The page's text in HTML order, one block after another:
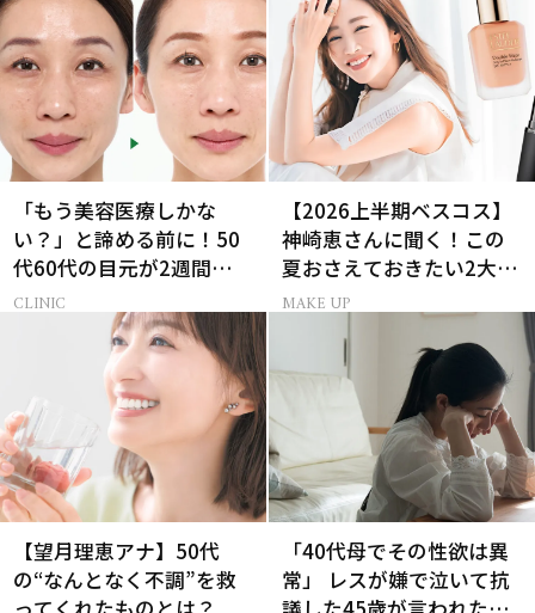
「もう美容医療しかな
い？」と諦める前に！50
代60代の目元が2週間で変
化した神レチノール
CLINIC
【2026上半期ベスコス】
神崎恵さんに聞く！この
夏おさえておきたい2大メ
イクトレンド
MAKE UP
【望月理恵アナ】50代
の“なんとなく不調”を救
「40代母でその性欲は異
常」 レスが嫌で泣いて抗